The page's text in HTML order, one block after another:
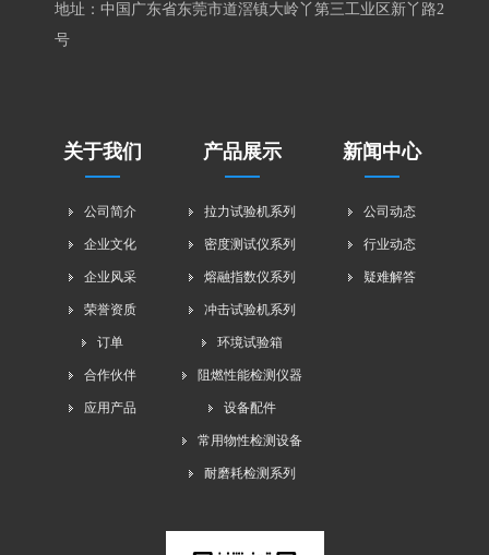
地址：中国广东省东莞市道滘镇大岭丫第三工业区新丫路2
号
关于我们
公司简介
企业文化
企业风采
荣誉资质
订单
合作伙伴
应用产品
产品展示
拉力试验机系列
密度测试仪系列
熔融指数仪系列
冲击试验机系列
环境试验箱
阻燃性能检测仪器
设备配件
常用物性检测设备
耐磨耗检测系列
新闻中心
公司动态
行业动态
疑难解答